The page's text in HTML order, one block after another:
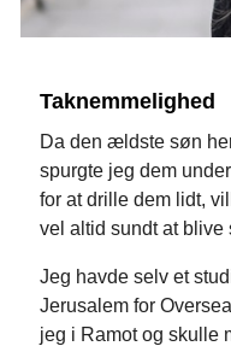
Taknemmelighed
Da den ældste søn
spurgte jeg dem
for at drille dem lidt,
vel altid sundt at blive
Jeg havde selv et
Jerusalem for
jeg i Ramot og skulle